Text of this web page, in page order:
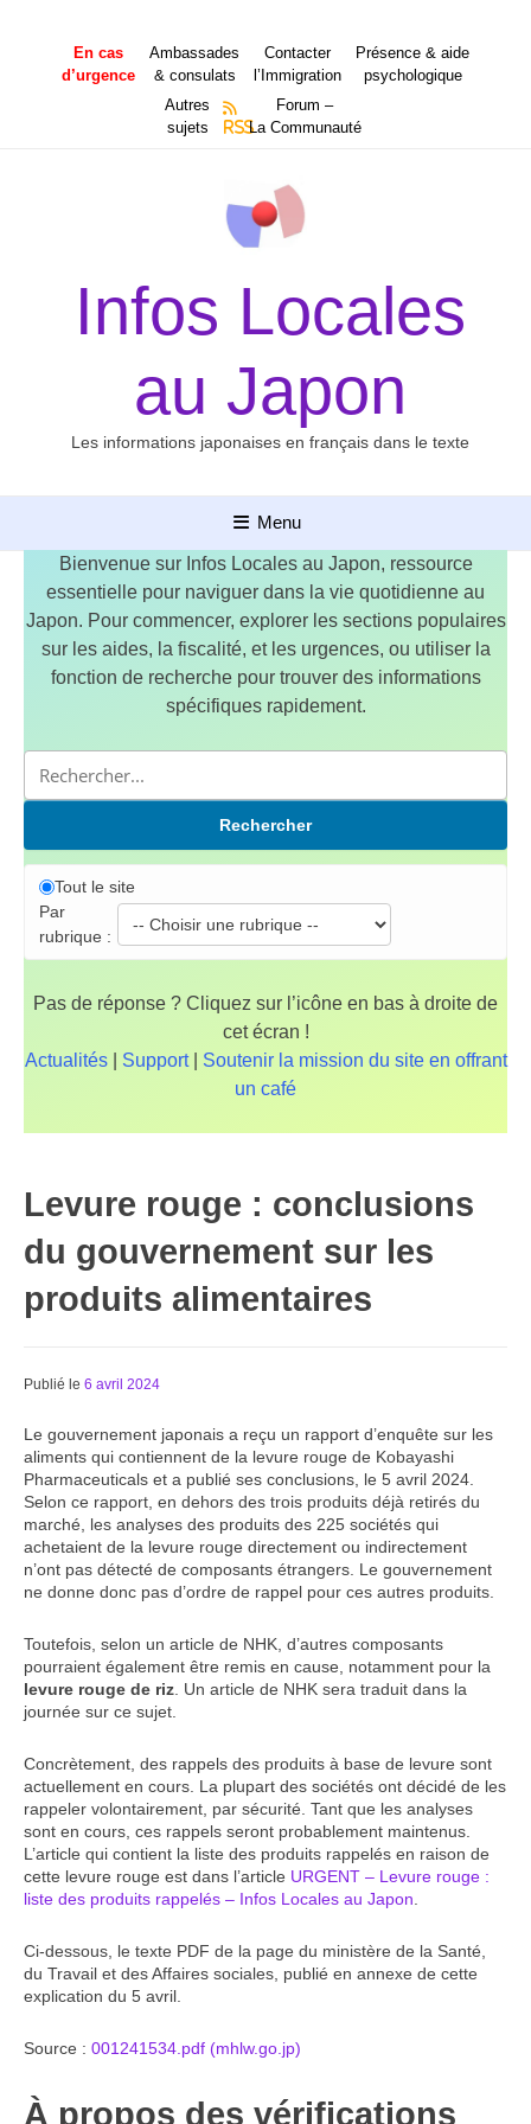
contenu
En cas
d’urgence
Ambassades
& consulats
Contacter
l’Immigration
Présence & aide
psychologique
Autres
sujets
RSS
Forum –
La Communauté
Infos Locales
au Japon
Les informations japonaises en français dans le texte
Menu
Bienvenue sur Infos Locales au Japon, ressource
essentielle pour naviguer dans la vie quotidienne au
Japon. Pour commencer, explorer les sections populaires
sur les aides, la fiscalité, et les urgences, ou utiliser la
fonction de recherche pour trouver des informations
spécifiques rapidement.
Rechercher
Tout le site
Par
rubrique :
Pas de réponse ? Cliquez sur l’icône en bas à droite de
cet écran !
Actualités| Support| Soutenir la mission du site en offrant
un café
Levure rouge : conclusions
du gouvernement sur les
produits alimentaires
Publié le 6 avril 2024
Le gouvernement japonais a reçu un rapport d’enquête sur les
aliments qui contiennent de la levure rouge de Kobayashi
Pharmaceuticals et a publié ses conclusions, le 5 avril 2024.
Selon ce rapport, en dehors des trois produits déjà retirés du
marché, les analyses des produits des 225 sociétés qui
achetaient de la levure rouge directement ou indirectement
n’ont pas détecté de composants étrangers. Le gouvernement
ne donne donc pas d’ordre de rappel pour ces autres produits.
Toutefois, selon un article de NHK, d’autres composants
pourraient également être remis en cause, notamment pour la
levure rouge de riz . Un article de NHK sera traduit dans la
journée sur ce sujet.
Concrètement, des rappels des produits à base de levure sont
actuellement en cours. La plupart des sociétés ont décidé de les
rappeler volontairement, par sécurité. Tant que les analyses
sont en cours, ces rappels seront probablement maintenus.
L’article qui contient la liste des produits rappelés en raison de
cette levure rouge est dans l’article URGENT – Levure rouge :
liste des produits rappelés – Infos Locales au Japon
Ci-dessous, le texte PDF de la page du ministère de la Santé,
du Travail et des Affaires sociales, publié en annexe de cette
explication du 5 avril.
Source : 001241534.pdf (mhlw.go.jp)
À propos des vérifications